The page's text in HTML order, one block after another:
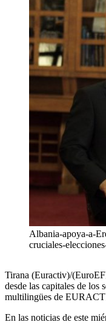
Albania-apoya-a-
cruciales-
Tirana (Euractiv)/
desde las capitales de los
multilingües de
En las noticias de este